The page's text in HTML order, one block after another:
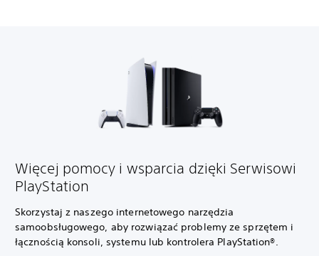
Więcej pomocy i wsparcia dzięki Serwisowi
PlayStation
Skorzystaj z naszego internetowego narzędzia
samoobsługowego, aby rozwiązać problemy ze sprzętem i
łącznością konsoli, systemu lub kontrolera PlayStation®.